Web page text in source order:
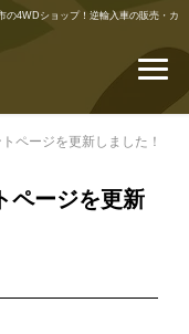
の4WDショップ！逆輸入車の販売・カ
ージを更新しました！
ページを更新